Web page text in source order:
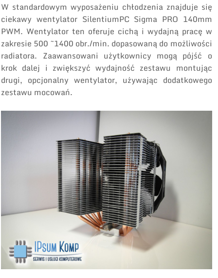
W standardowym wyposażeniu chłodzenia znajduje się
ciekawy wentylator SilentiumPC Sigma PRO 140mm
PWM. Wentylator ten oferuje cichą i wydajną pracę w
zakresie 500 ~1400 obr./min. dopasowaną do możliwości
radiatora. Zaawansowani użytkownicy mogą pójść o
krok dalej i zwiększyć wydajność zestawu montując
drugi, opcjonalny wentylator, używając dodatkowego
zestawu mocowań.